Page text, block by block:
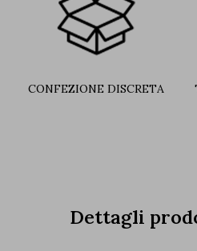
CONFEZIONE DISCRETA
Dettagli